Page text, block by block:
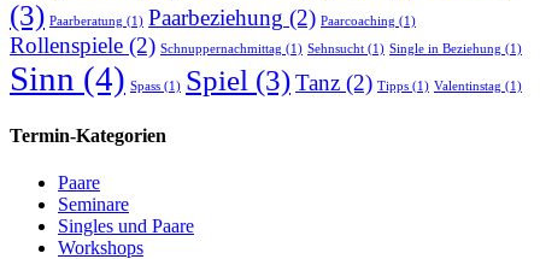
(3) Paarberatung (1) Paarbeziehung (2) Paarcoaching (1)
Rollenspiele (2) Schnuppernachmittag (1) Sehnsucht (1) Single in Beziehung (1)
Sinn (4) Spass (1) Spiel (3)Tanz (2) Tipps (1) Valentinstag (1)
Termin-Kategorien
Paare
Seminare
Singles und Paare
Workshops